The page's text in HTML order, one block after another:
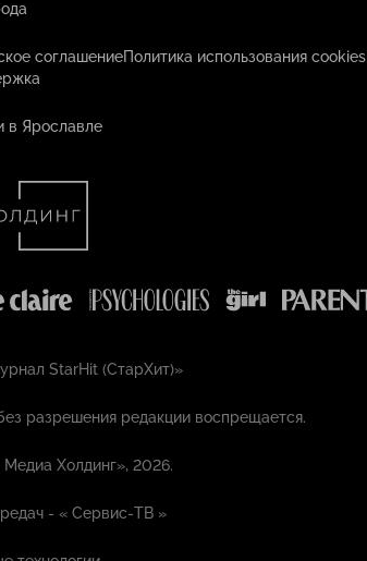
соглашениеПолитика использования cookies
в Ярославле
StarHit (СтарХит)»
разрешения редакции воспрещается.
Холдинг», 2026.
- «Сервис-ТВ »